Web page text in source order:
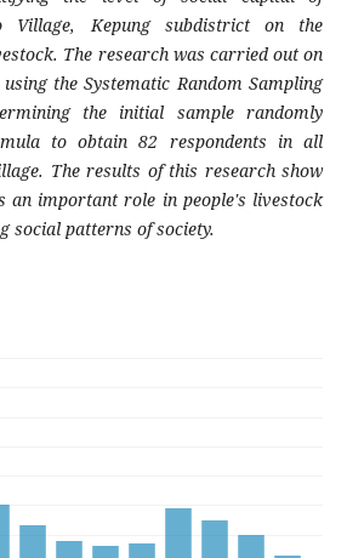
Village, Kepung subdistrict on the
The research was carried out on
the Systematic Random Sampling
the initial sample randomly
to obtain 82 respondents in all
The results of this research show
an important role in people's livestock
social patterns of society.